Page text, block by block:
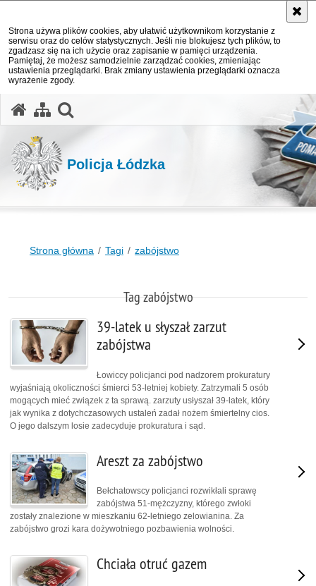
Strona używa plików cookies, aby ułatwić użytkownikom korzystanie z
serwisu oraz do celów statystycznych. Jeśli nie blokujesz tych plików, to
zgadzasz się na ich użycie oraz zapisanie w pamięci urządzenia.
Pamiętaj, że możesz samodzielnie zarządzać cookies, zmieniając
ustawienia przeglądarki. Brak zmiany ustawienia przeglądarki oznacza
wyrażenie zgody.
Policja Łódzka
Strona główna Tagi zabójstwo
Tag zabójstwo
39-latek u słyszał zarzut
zabójstwa
Łowiccy policjanci pod nadzorem prokuratury
wyjaśniają okoliczności śmierci 53-letniej kobiety. Zatrzymali 5 osób
mogących mieć związek z ta sprawą. zarzuty usłyszał 39-latek, który
jak wynika z dotychczasowych ustaleń zadał nożem śmiertelny cios.
O jego dalszym losie zadecyduje prokuratura i sąd.
Areszt za zabójstwo
Bełchatowscy policjanci rozwikłali sprawę
zabójstwa 51-mężczyzny, którego zwłoki
zostały znalezione w mieszkaniu 62-letniego zelowianina. Za
zabójstwo grozi kara dożywotniego pozbawienia wolności.
Chciała otruć gazem